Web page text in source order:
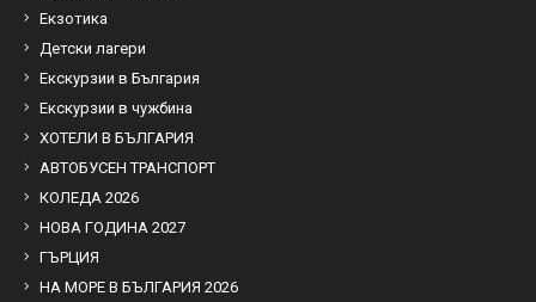
Екзотика
Детски лагери
Екскурзии в България
Екскурзии в чужбина
ХОТЕЛИ В БЪЛГАРИЯ
АВТОБУСЕН ТРАНСПОРТ
КОЛЕДА 2026
НОВА ГОДИНА 2027
ГЪРЦИЯ
НА МОРЕ В БЪЛГАРИЯ 2026